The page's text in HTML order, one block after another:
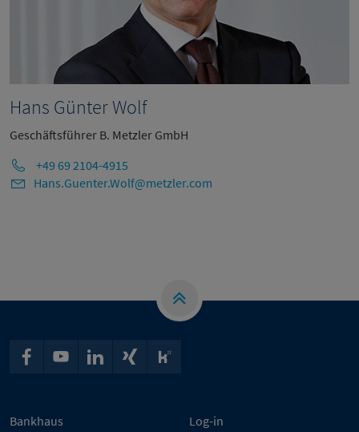
Hans Günter Wolf
Geschäftsführer B. Metzler GmbH
+49 69 2104-4915
Hans.Guenter.Wolf@metzler.com
Bankhaus
Log-in